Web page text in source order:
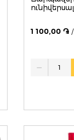
1 100,00 ֏